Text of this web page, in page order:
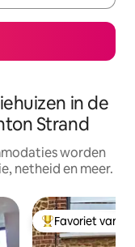
in de
Strand
worden
netheid en meer.
Topfavoriet van
Favoriet van